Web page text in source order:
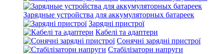
Зарядные устройства для аккумуляторных батареек
Зарядні пристрої
Кабелі та адаптери
Сонячні зарядні пристрої
Стабілізатори напруги